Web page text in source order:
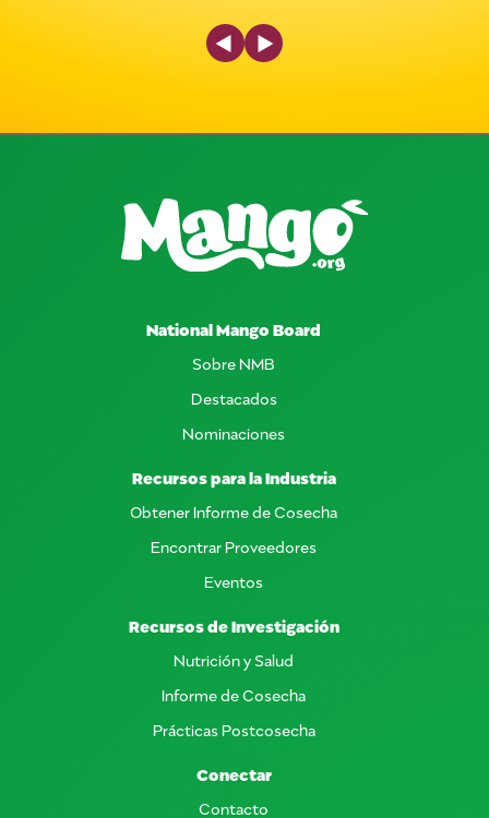
Previous Slide
Next Slide
National Mango Board
Sobre NMB
Destacados
Nominaciones
Recursos para la Industria
Obtener Informe de Cosecha
Encontrar Proveedores
Eventos
Recursos de Investigación
Nutrición y Salud
Informe de Cosecha
Prácticas Postcosecha
Conectar
Contacto